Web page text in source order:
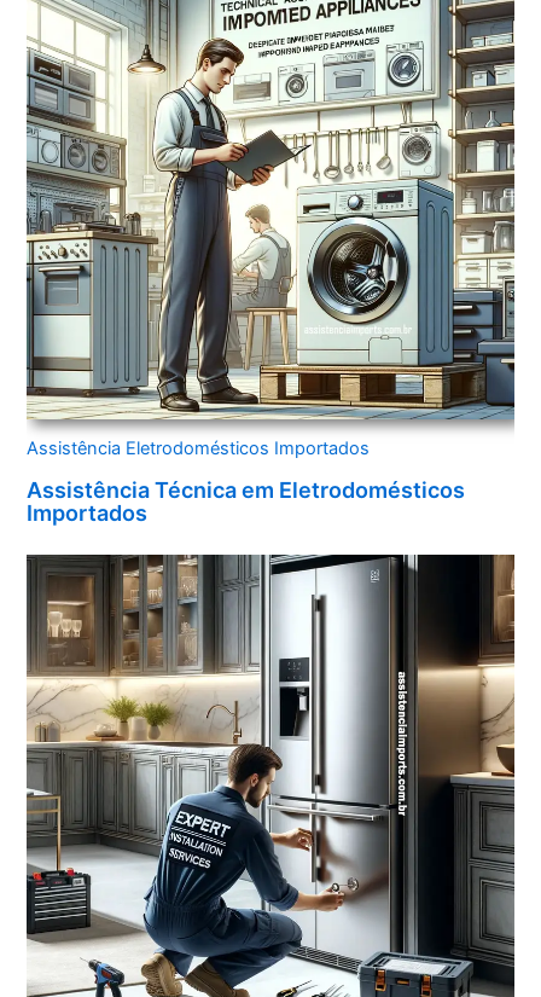
Assistência Eletrodomésticos Importados
Assistência Técnica em Eletrodomésticos
Importados